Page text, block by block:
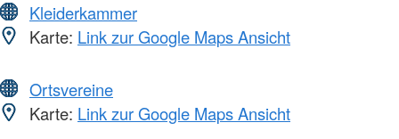
Kleiderkammer
Karte: Link zur Google Maps Ansicht
Ortsvereine
Karte: Link zur Google Maps Ansicht